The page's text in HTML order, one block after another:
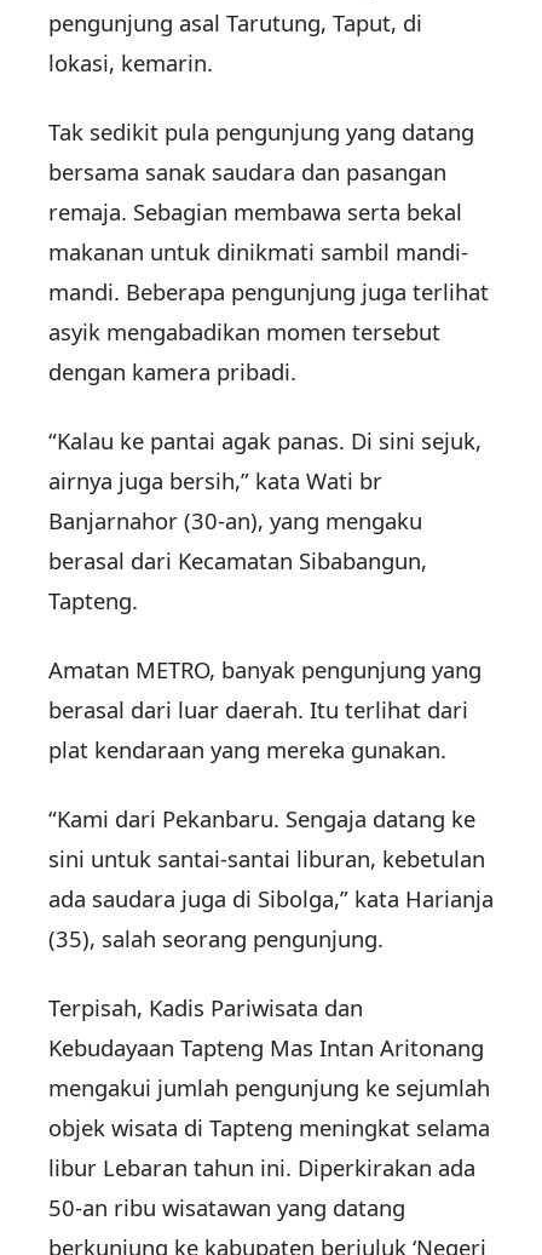
pengunjung asal Tarutung, Taput, di
lokasi, kemarin.
Tak sedikit pula pengunjung yang datang
bersama sanak saudara dan pasangan
remaja. Sebagian membawa serta bekal
makanan untuk dinikmati sambil mandi-
mandi. Beberapa pengunjung juga terlihat
asyik mengabadikan momen tersebut
dengan kamera pribadi.
“Kalau ke pantai agak panas. Di sini sejuk,
airnya juga bersih,” kata Wati br
Banjarnahor (30-an), yang mengaku
berasal dari Kecamatan Sibabangun,
Tapteng.
Amatan METRO, banyak pengunjung yang
berasal dari luar daerah. Itu terlihat dari
plat kendaraan yang mereka gunakan.
“Kami dari Pekanbaru. Sengaja datang ke
sini untuk santai-santai liburan, kebetulan
ada saudara juga di Sibolga,” kata Harianja
(35), salah seorang pengunjung.
Terpisah, Kadis Pariwisata dan
Kebudayaan Tapteng Mas Intan Aritonang
mengakui jumlah pengunjung ke sejumlah
objek wisata di Tapteng meningkat selama
libur Lebaran tahun ini. Diperkirakan ada
50-an ribu wisatawan yang datang
berkunjung ke kabupaten berjuluk ‘Negeri